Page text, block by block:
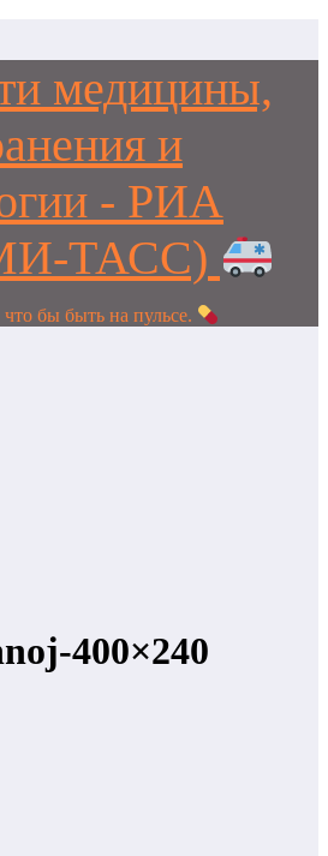
медицины,
и
- РИА
ТАСС)
бы быть на пульсе.
400×240